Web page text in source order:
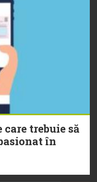
care trebuie să
în